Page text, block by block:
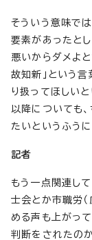
そういう意味で
要素があったと
悪いからダメよと
故知新」という
り扱ってほしい
以降についても
たいというふうに
記者
もう一点関連し
士会とか市職労
める声も上がっ
判断をされたの